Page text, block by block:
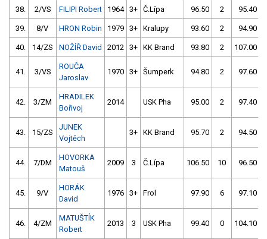
38. 2/VS FILIPI Robert 1964 3+ Č.Lípa 96.50 2 95.40
39. 8/V HRON Robin 1979 3+ Kralupy 93.60 2 94.90
40. 14/ZS NOŽÍŘ David 2012 3+ KK Brand 93.80 2 107.00
41. 3/VS
ROUČA
Jaroslav
1970 3+ Šumperk 94.80 2 97.60
42. 3/ZM
HRADILEK
Bořivoj
2014 USK Pha 95.00 2 97.40
43. 15/ZS
JUNEK
Vojtěch
3+ KK Brand 95.70 2 94.50
44. 7/DM
HOVORKA
Matouš
2009 3 Č.Lípa 106.50 10 96.50
45. 9/V
HORÁK
David
1976 3+ Frol 97.90 6 97.10
46. 4/ZM
MATUŠTÍK
Robert
2013 3 USK Pha 99.40 0 104.10